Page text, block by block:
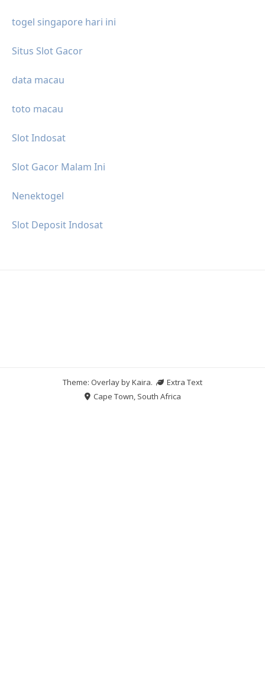
togel singapore hari ini
Situs Slot Gacor
data macau
toto macau
Slot Indosat
Slot Gacor Malam Ini
Nenektogel
Slot Deposit Indosat
Theme: Overlay byKaira.
Extra Text
Cape Town, South Africa